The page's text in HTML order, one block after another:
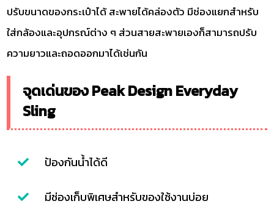
ปรับขนาดของกระเป๋าได้ สะพายได้คล่องตัว มีช่องแยกสำหรับ
ใส่กล้องและอุปกรณ์ต่าง ๆ ส่วนสายสะพายเองก็สามารถปรับ
ความยาวและถอดออกมาได้เช่นกัน
จุดเด่นของ Peak Design Everyday
Sling
ป้องกันน้ำได้ดี
มีช่องเก็บพิเศษสำหรับของใช้งานบ่อย